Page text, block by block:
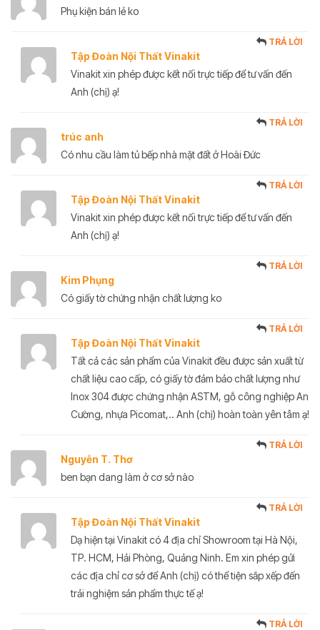
Phụ kiện bán lẻ ko
Tập Đoàn Nội Thất Vinakit
TRẢ LỜI
Vinakit xin phép được kết nối trực tiếp để tư vấn đến
Anh (chị) ạ!
trúc anh
TRẢ LỜI
Có nhu cầu làm tủ bếp nhà mặt đất ở Hoài Đức
Tập Đoàn Nội Thất Vinakit
TRẢ LỜI
Vinakit xin phép được kết nối trực tiếp để tư vấn đến
Anh (chị) ạ!
Kim Phụng
TRẢ LỜI
Có giấy tờ chứng nhận chất lượng ko
Tập Đoàn Nội Thất Vinakit
TRẢ LỜI
Tất cả các sản phẩm của Vinakit đều được sản xuất từ
chất liệu cao cấp, có giấy tờ đảm bảo chất lượng như
Inox 304 được chứng nhận ASTM, gỗ công nghiệp An
Cường, nhựa Picomat,.. Anh (chị) hoàn toàn yên tâm ạ!
Nguyễn T. Thơ
TRẢ LỜI
ben bạn dang làm ở cơ sở nào
Tập Đoàn Nội Thất Vinakit
TRẢ LỜI
Dạ hiện tại Vinakit có 4 địa chỉ Showroom tại Hà Nội,
TP. HCM, Hải Phòng, Quảng Ninh. Em xin phép gửi
các địa chỉ cơ sở để Anh (chị) có thể tiện sắp xếp đến
trải nghiệm sản phẩm thực tế ạ!
TRẢ LỜI